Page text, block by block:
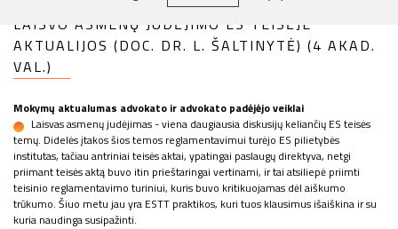
LAISVO ASMENŲ JUDĖJIMO ES TEISĖJE
AKTUALIJOS (DOC. DR. L. ŠALTINYTĖ) (4 AKAD.
VAL.)
Mokymų aktualumas advokato ir advokato padėjėjo veiklai
Laisvas asmenų judėjimas - viena daugiausia diskusijų keliančių ES teisės
temų. Didelės įtakos šios temos reglamentavimui turėjo ES pilietybės
institutas, tačiau antriniai teisės aktai, ypatingai paslaugų direktyva, netgi
priimant teisės aktą buvo itin prieštaringai vertinami, ir tai atsiliepė priimti
teisinio reglamentavimo turiniui, kuris buvo kritikuojamas dėl aiškumo
trūkumo. Šiuo metu jau yra ESTT praktikos, kuri tuos klausimus išaiškina ir su
kuria naudinga susipažinti.